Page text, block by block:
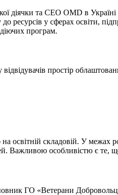
діячки та CEO OMD в
ресурсів у сферах освіти,
програм.
простір
освітній складовій. У
Важливою особливістю є те,
ГО «Ветерани